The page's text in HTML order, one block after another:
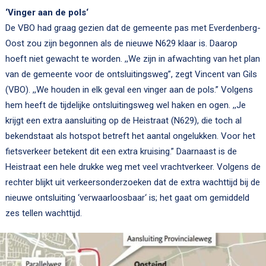
‘Vinger aan de pols‘
De VBO had graag gezien dat de gemeente pas met Everdenberg-
Oost zou zijn begonnen als de nieuwe N629 klaar is. Daarop
hoeft niet gewacht te worden. ,,We zijn in afwachting van het plan
van de gemeente voor de ontsluitingsweg”, zegt Vincent van Gils
(VBO). ,,We houden in elk geval een vinger aan de pols.” Volgens
hem heeft de tijdelijke ontsluitingsweg wel haken en ogen. ,,Je
krijgt een extra aansluiting op de Heistraat (N629), die toch al
bekendstaat als hotspot betreft het aantal ongelukken. Voor het
fietsverkeer betekent dit een extra kruising.” Daarnaast is de
Heistraat een hele drukke weg met veel vrachtverkeer. Volgens de
rechter blijkt uit verkeersonderzoeken dat de extra wachttijd bij de
nieuwe ontsluiting ‘verwaarloosbaar‘ is; het gaat om gemiddeld
zes tellen wachttijd.